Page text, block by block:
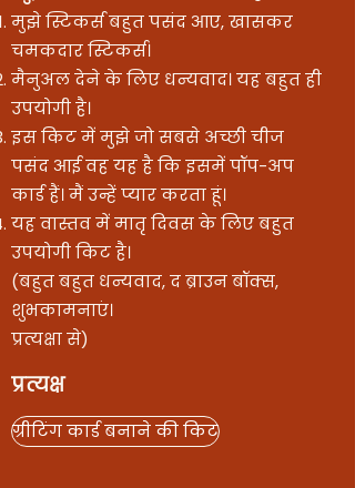
मुझे स्टिकर्स बहुत पसंद आए, खासकर
चमकदार स्टिकर्स।
मैनुअल देने के लिए धन्यवाद। यह बहुत ही
उपयोगी है।
इस किट में मुझे जो सबसे अच्छी चीज
पसंद आई वह यह है कि इसमें पॉप-अप
कार्ड हैं। मैं उन्हें प्यार करता हूं।
यह वास्तव में मातृ दिवस के लिए बहुत
उपयोगी किट है।
(बहुत बहुत धन्यवाद, द ब्राउन बॉक्स,
शुभकामनाएं।
प्रत्यक्षा से)
प्रत्यक्ष
ग्रीटिंग कार्ड बनाने की किट